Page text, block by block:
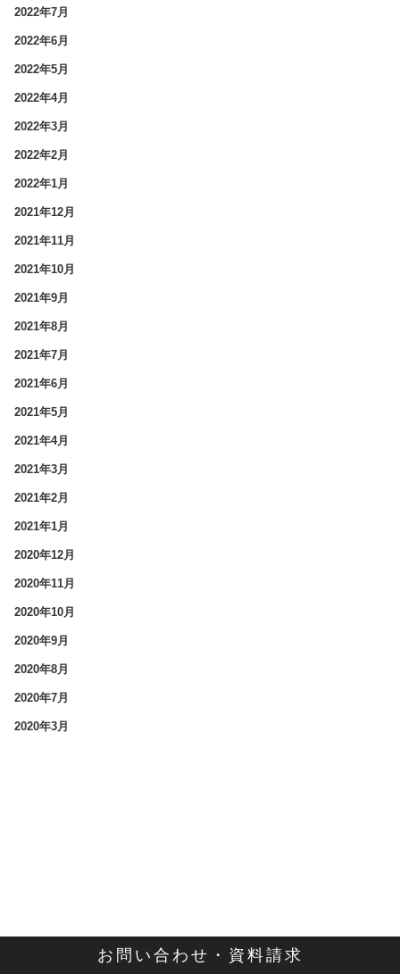
2022年7月
2022年6月
2022年5月
2022年4月
2022年3月
2022年2月
2022年1月
2021年12月
2021年11月
2021年10月
2021年9月
2021年8月
2021年7月
2021年6月
2021年5月
2021年4月
2021年3月
2021年2月
2021年1月
2020年12月
2020年11月
2020年10月
2020年9月
2020年8月
2020年7月
2020年3月
お問い合わせ・資料請求